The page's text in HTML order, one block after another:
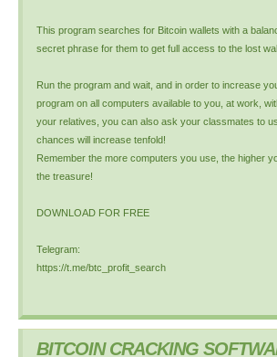
This program searches for Bitcoin wallets with a
secret phrase for them to get full access to the lost
Run the program and wait, and in order to increase
program on all computers available to you, at work,
your relatives, you can also ask your classmates to
chances will increase tenfold!
Remember the more computers you use, the higher
the treasure!
DOWNLOAD FOR FREE
Telegram:
https://t.me/btc_profit_search
BITCOIN CRACKING